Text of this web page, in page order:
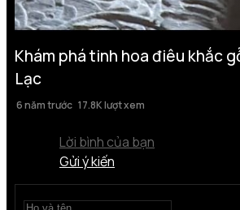
Khám phá tinh hoa điêu khắc
Lạc
6 năm trước 17.8K lượt xem
Lời bình của bạn
Gửi ý kiến